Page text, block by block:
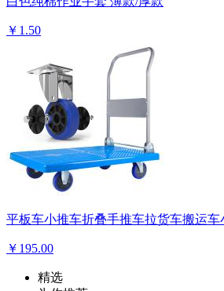
￥1.50
平板车小推车折叠手推车拉货车搬运
￥195.00
精选